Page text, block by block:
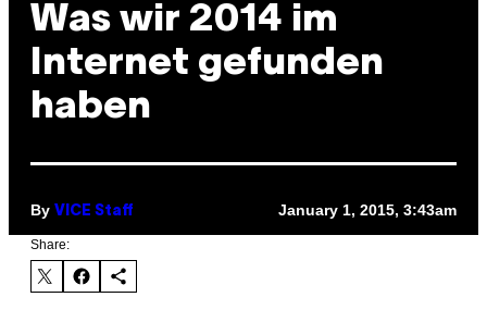
Was wir 2014 im
Internet gefunden
haben
By VICE Staff January 1, 2015, 3:43am
Share: